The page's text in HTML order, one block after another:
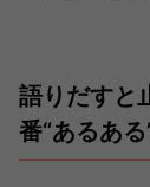
語りだすと
番“あるあ